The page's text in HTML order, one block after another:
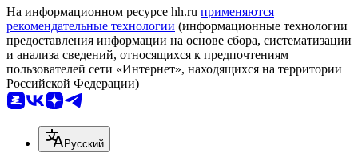
На информационном ресурсе hh.ru применяются
рекомендательные технологии (информационные технологии
предоставления информации на основе сбора, систематизации
и анализа сведений, относящихся к предпочтениям
пользователей сети «Интернет», находящихся на территории
Российской Федерации)
Русский